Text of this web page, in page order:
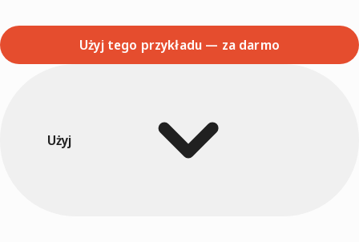
Użyj tego przykładu — za darmo
Użyj